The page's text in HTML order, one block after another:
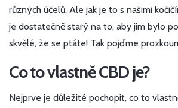
různých účelů. Ale jak je to s našimi
je dostatečně starý na to, aby jim bylo
skvělé, že se ptáte! Tak pojďme
Co to vlastně CBD je?
Nejprve je důležité pochopit, co to